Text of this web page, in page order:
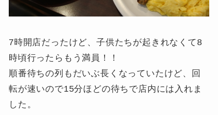
7時開店だったけど、子供たちが起きれなくて8
時頃行ったらもう満員！！
順番待ちの列もだいぶ長くなっていたけど、回
転が速いので15分ほどの待ちで店内には入れま
した。